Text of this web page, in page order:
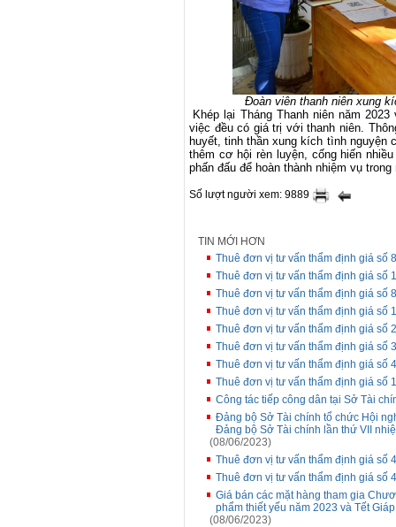
Đoàn viên thanh niên xung
Khép lại Tháng Thanh niên năm
việc đều có giá trị với thanh niên.
huyết, tinh thần xung kích tình nguyện
thêm cơ hội rèn luyện, cống hiến
phấn đấu để hoàn thành nhiệm vụ trong
Số lượt người xem: 9889
TIN MỚI HƠN
Thuê đơn vị tư vấn thẩm định giá số
Thuê đơn vị tư vấn thẩm định giá số
Thuê đơn vị tư vấn thẩm định giá số
Thuê đơn vị tư vấn thẩm định giá số
Thuê đơn vị tư vấn thẩm định giá số
Thuê đơn vị tư vấn thẩm định giá số
Thuê đơn vị tư vấn thẩm định giá số
Thuê đơn vị tư vấn thẩm định giá số
Công tác tiếp công dân tại Sở Tài
Đảng bộ Sở Tài chính tổ chức Hội
Đảng bộ Sở Tài chính lần thứ VII
(08/06/2023)
Thuê đơn vị tư vấn thẩm định giá số
Thuê đơn vị tư vấn thẩm định giá số
Giá bán các mặt hàng tham gia
phẩm thiết yếu năm 2023 và Tết
(08/06/2023)